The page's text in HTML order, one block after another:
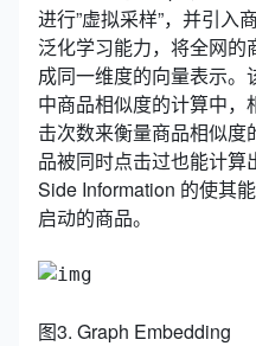
进行”虚拟采样”，并引入
泛化学习能力，将全网
成同一维度的向量表示。
中商品相似度的计算中，
击次数来衡量商品相似
品被同时点击过也能计
Side Information 的使其
启动的商品。
图3. Graph Embedding